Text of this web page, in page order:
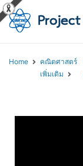
Home
คณิตศาสตร์
เพิ่มเติม